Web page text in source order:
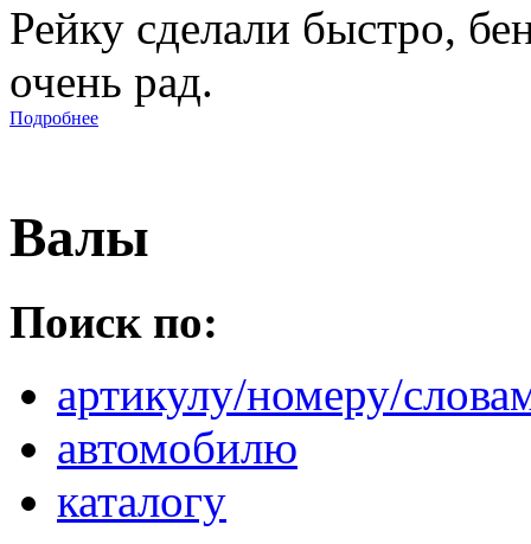
Рейку сделали быстро,
очень рад.
Подробнее
Валы
Поиск по:
артикулу/номеру/
автомобилю
каталогу